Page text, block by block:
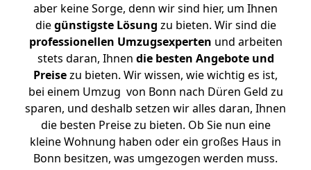
aber keine Sorge, denn wir sind hier, um Ihnen
diegünstigste Lösung zu bieten. Wir sind die
professionellen Umzugsexperten und arbeiten
stets daran, Ihnen die besten Angebote und
Preisezu bieten. Wir wissen, wie wichtig es ist,
bei einem Umzug von Bonn nach Düren Geld zu
sparen, und deshalb setzen wir alles daran, Ihnen
die besten Preise zu bieten. Ob Sie nun eine
kleine Wohnung haben oder ein großes Haus in
Bonn besitzen, was umgezogen werden muss.